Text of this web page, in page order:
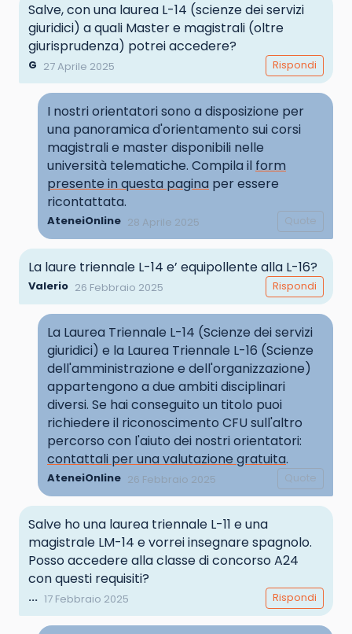
Salve, con una laurea L-14 (scienze dei servizi
giuridici) a quali Master e magistrali (oltre
giurisprudenza) potrei accedere?
G 27 Aprile 2025 Rispondi
I nostri orientatori sono a disposizione per
una panoramica d'orientamento sui corsi
magistrali e master disponibili nelle
università telematiche. Compila il form
presente in questa pagina per essere
ricontattata.
AteneiOnline 28 Aprile 2025 Quote
La laure triennale L-14 e’ equipollente alla L-16?
Valerio 26 Febbraio 2025 Rispondi
La Laurea Triennale L-14 (Scienze dei servizi
giuridici) e la Laurea Triennale L-16 (Scienze
dell'amministrazione e dell'organizzazione)
appartengono a due ambiti disciplinari
diversi. Se hai conseguito un titolo puoi
richiedere il riconoscimento CFU sull'altro
percorso con l'aiuto dei nostri orientatori:
contattali per una valutazione gratuita.
AteneiOnline 26 Febbraio 2025 Quote
Salve ho una laurea triennale L-11 e una
magistrale LM-14 e vorrei insegnare spagnolo.
Posso accedere alla classe di concorso A24
con questi requisiti?
... 17 Febbraio 2025 Rispondi